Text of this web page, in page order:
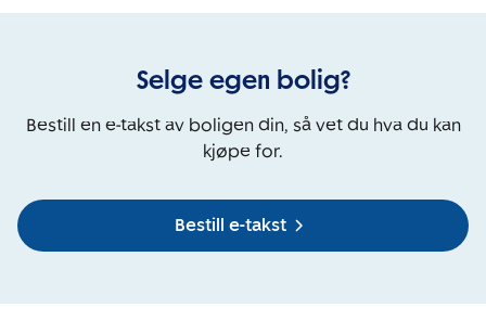
Selge egen bolig?
Bestill en e-takst av boligen din, så vet du hva du kan
kjøpe for.
Bestill e-takst